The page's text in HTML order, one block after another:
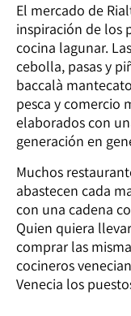
El mercado de
inspiración de los
cocina lagunar.
cebolla, pasas y
baccalà
pesca y comercio
elaborados con
generación en
Muchos
abastecen cada
con una cadena
Quien quiera
comprar las
cocineros
Venecia los